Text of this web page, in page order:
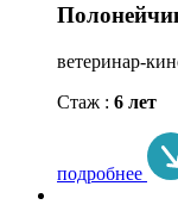
ветеринар-
Стаж : 6 лет
подробнее